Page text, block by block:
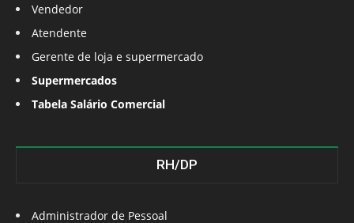
Vendedor
Atendente
Gerente de loja e supermercado
Supermercados
Tabela Salário Comercial
RH/DP
Administrador de Pessoal